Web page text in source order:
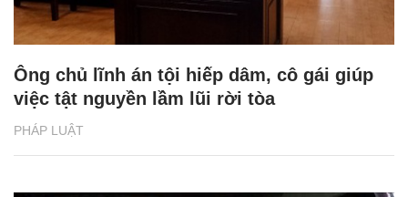
PHÁP LUẬT
Ông chủ lĩnh án tội hiếp dâm, cô gái giúp
việc tật nguyền lầm lũi rời tòa